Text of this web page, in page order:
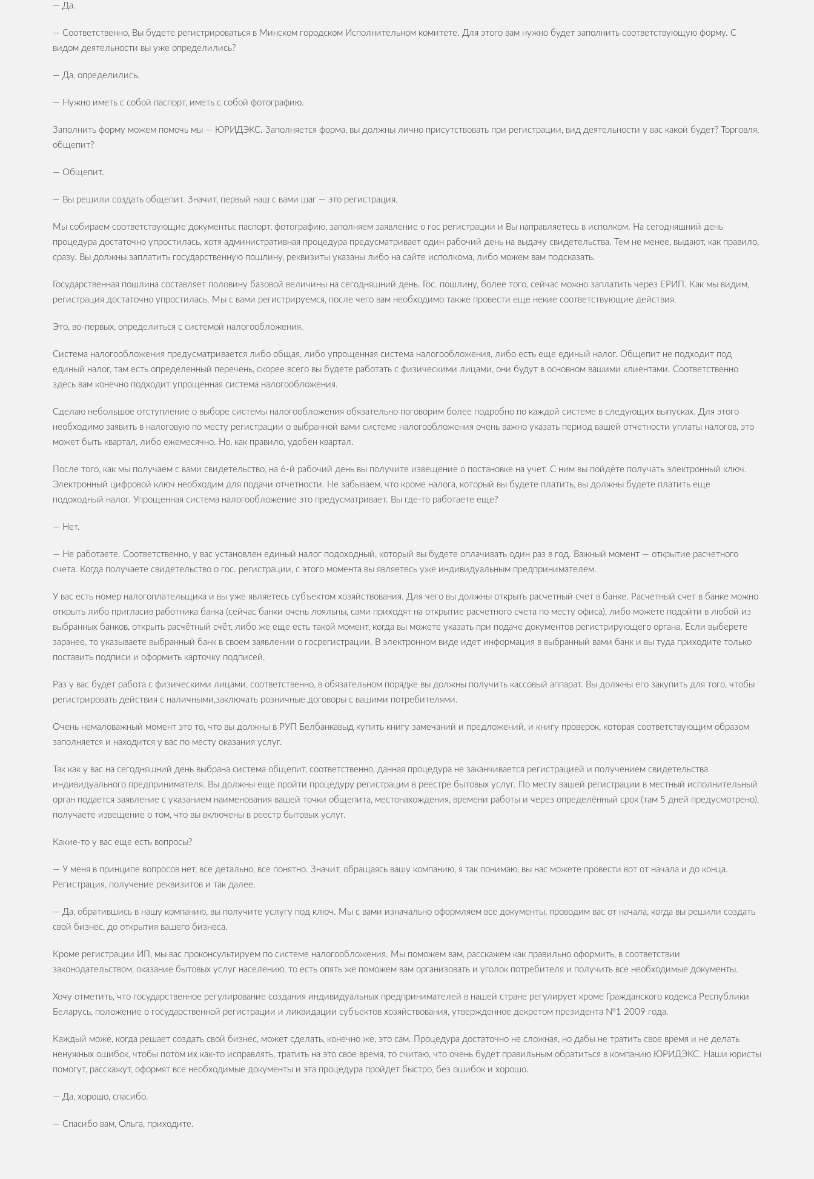
— Да.
— Соответственно, Вы будете регистрироваться в Минском городском Исполнительном комитете. Для этого вам нужно будет заполнить соответствующую форму. С
видом деятельности вы уже определились?
— Да, определились.
— Нужно иметь с собой паспорт, иметь с собой фотографию.
Заполнить форму можем помочь мы — ЮРИДЭКС. Заполняется форма, вы должны лично присутствовать при регистрации, вид деятельности у вас какой будет? Торговля,
общепит?
— Общепит.
— Вы решили создать общепит. Значит, первый наш с вами шаг — это регистрация.
Мы собираем соответствующие документы: паспорт, фотографию, заполняем заявление о гос регистрации и Вы направляетесь в исполком. На сегодняшний день
процедура достаточно упростилась, хотя административная процедура предусматривает один рабочий день на выдачу свидетельства. Тем не менее, выдают, как правило,
сразу. Вы должны заплатить государственную пошлину, реквизиты указаны либо на сайте исполкома, либо можем вам подсказать.
Государственная пошлина составляет половину базовой величины на сегодняшний день. Гос. пошлину, более того, сейчас можно заплатить через ЕРИП. Как мы видим,
регистрация достаточно упростилась. Мы с вами регистрируемся, после чего вам необходимо также провести еще некие соответствующие действия.
Это, во-первых, определиться с системой налогообложения.
Система налогообложения предусматривается либо общая, либо упрощенная система налогообложения, либо есть еще единый налог. Общепит не подходит под
единый налог, там есть определенный перечень, скорее всего вы будете работать с физическими лицами, они будут в основном вашими клиентами. Соответственно
здесь вам конечно подходит упрощенная система налогообложения.
Сделаю небольшое отступление о выборе системы налогообложения обязательно поговорим более подробно по каждой системе в следующих выпусках. Для этого
необходимо заявить в налоговую по месту регистрации о выбранной вами системе налогообложения очень важно указать период вашей отчетности уплаты налогов, это
может быть квартал, либо ежемесячно. Но, как правило, удобен квартал.
После того, как мы получаем с вами свидетельство, на 6-й рабочий день вы получите извещение о постановке на учет. С ним вы пойдёте получать электронный ключ.
Электронный цифровой ключ необходим для подачи отчетности. Не забываем, что кроме налога, который вы будете платить, вы должны будете платить еще
подоходный налог. Упрощенная система налогообложение это предусматривает. Вы где-то работаете еще?
— Нет.
— Не работаете. Соответственно, у вас установлен единый налог подоходный, который вы будете оплачивать один раз в год. Важный момент — открытие расчетного
счета. Когда получаете свидетельство о гос. регистрации, с этого момента вы являетесь уже индивидуальным предпринимателем.
У вас есть номер налогоплательщика и вы уже являетесь субъектом хозяйствования. Для чего вы должны открыть расчетный счет в банке. Расчетный счет в банке можно
открыть либо пригласив работника банка (сейчас банки очень лояльны, сами приходят на открытие расчетного счета по месту офиса), либо можете подойти в любой из
выбранных банков, открыть расчётный счёт, либо же еще есть такой момент, когда вы можете указать при подаче документов регистрирующего органа. Если выберете
заранее, то указываете выбранный банк в своем заявлении о госрегистрации. В электронном виде идет информация в выбранный вами банк и вы туда приходите только
поставить подписи и оформить карточку подписей.
Раз у вас будет работа с физическими лицами, соответственно, в обязательном порядке вы должны получить кассовый аппарат. Вы должны его закупить для того, чтобы
регистрировать действия с наличными,заключать розничные договоры с вашими потребителями.
Очень немаловажный момент это то, что вы должны в РУП Белбанкавыд купить книгу замечаний и предложений, и книгу проверок, которая соответствующим образом
заполняется и находится у вас по месту оказания услуг.
Так как у вас на сегодняшний день выбрана система общепит, соответственно, данная процедура не заканчивается регистрацией и получением свидетельства
индивидуального предпринимателя. Вы должны еще пройти процедуру регистрации в реестре бытовых услуг. По месту вашей регистрации в местный исполнительный
орган подается заявление с указанием наименования вашей точки общепита, местонахождения, времени работы и через определённый срок (там 5 дней предусмотрено),
получаете извещение о том, что вы включены в реестр бытовых услуг.
Какие-то у вас еще есть вопросы?
— У меня в принципе вопросов нет, все детально, все понятно. Значит, обращаясь вашу компанию, я так понимаю, вы нас можете провести вот от начала и до конца.
Регистрация, получение реквизитов и так далее.
— Да, обратившись в нашу компанию, вы получите услугу под ключ. Мы с вами изначально оформляем все документы, проводим вас от начала, когда вы решили создать
свой бизнес, до открытия вашего бизнеса.
Кроме регистрации ИП, мы вас проконсультируем по системе налогообложения. Мы поможем вам, расскажем как правильно оформить, в соответствии
законодательством, оказание бытовых услуг населению, то есть опять же поможем вам организовать и уголок потребителя и получить все необходимые документы.
Хочу отметить, что государственное регулирование создания индивидуальных предпринимателей в нашей стране регулирует кроме Гражданского кодекса Республики
Беларусь, положение о государственной регистрации и ликвидации субъектов хозяйствования, утвержденное декретом президента №1 2009 года.
Каждый може, когда решает создать свой бизнес, может сделать, конечно же, это сам. Процедура достаточно не сложная, но дабы не тратить свое время и не делать
ненужных ошибок, чтобы потом их как-то исправлять, тратить на это свое время, то считаю, что очень будет правильным обратиться в компанию ЮРИДЭКС. Наши юристы
помогут, расскажут, оформят все необходимые документы и эта процедура пройдет быстро, без ошибок и хорошо.
— Да, хорошо, спасибо.
— Спасибо вам, Ольга, приходите.